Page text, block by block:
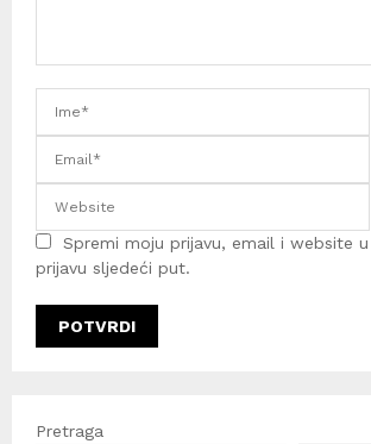
Spremi moju prijavu, email i website
prijavu sljedeći put.
Pretraga